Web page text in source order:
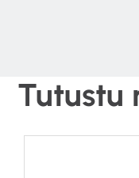
Tutustu